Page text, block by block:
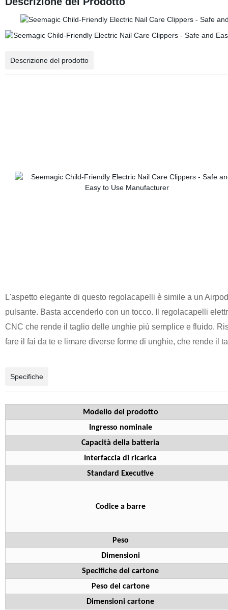
Descrizione del prodotto
L'aspetto elegante di questo regolacapelli è simile a un
pulsante. Basta accenderlo con un tocco. Il regolacapelli
CNC che rende il taglio delle unghie più semplice e fluido.
fare il fai da te e limare diverse forme di unghie, che rende il
Specifiche
Modello del prodotto
Ingresso nominale
Capacità della batteria
Interfaccia di ricarica
Standard Executive
Codice a barre
Peso
Dimensioni
Specifiche del cartone
Peso del cartone
Dimensioni cartone